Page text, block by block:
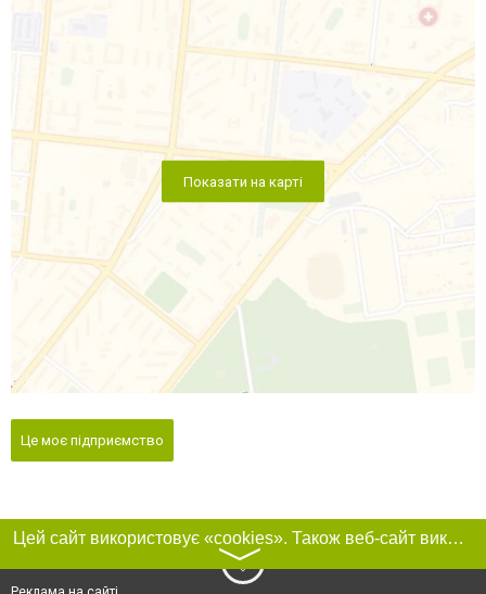
Показати на карті
Це моє підприємство
Цей сайт використовує «cookies». Також веб-сайт використовує інтернет-сервіс для збору технічних даних стосовно відвідувачів з метою отримання маркетингової та статистичної інформації. Умови обробки даних відвідувачів сайту див.
〉